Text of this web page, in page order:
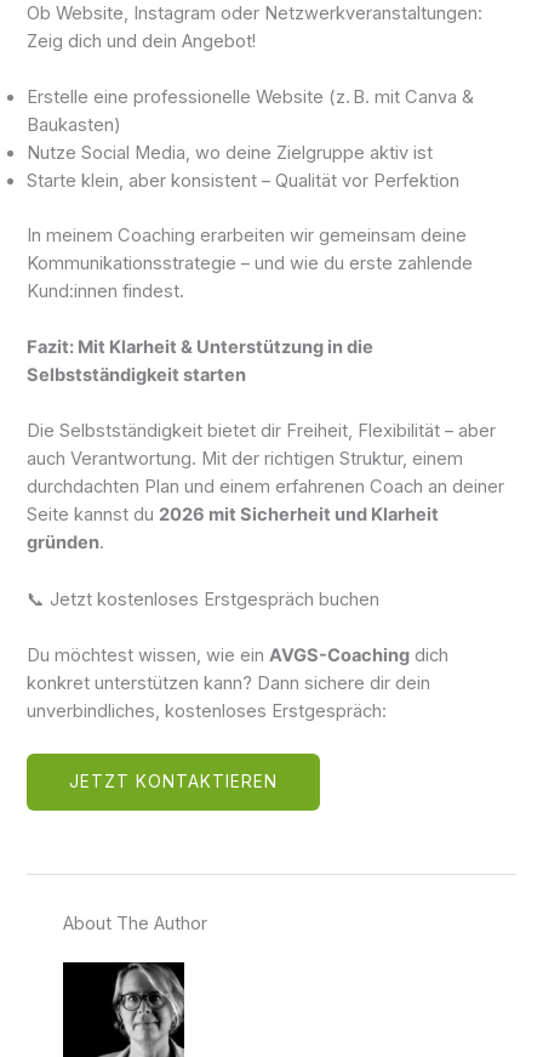
Ob Website, Instagram oder Netzwerkveranstaltungen:
Zeig dich und dein Angebot!
Erstelle eine professionelle Website (z. B. mit Canva &
Baukasten)
Nutze Social Media, wo deine Zielgruppe aktiv ist
Starte klein, aber konsistent – Qualität vor Perfektion
In meinem Coaching erarbeiten wir gemeinsam deine
Kommunikationsstrategie – und wie du erste zahlende
Kund:innen findest.
Fazit: Mit Klarheit & Unterstützung in die
Selbstständigkeit starten
Die Selbstständigkeit bietet dir Freiheit, Flexibilität – aber
auch Verantwortung. Mit der richtigen Struktur, einem
durchdachten Plan und einem erfahrenen Coach an deiner
Seite kannst du 2026 mit Sicherheit und Klarheit
gründen.
📞 Jetzt kostenloses Erstgespräch buchen
Du möchtest wissen, wie einAVGS-Coaching dich
konkret unterstützen kann? Dann sichere dir dein
unverbindliches, kostenloses Erstgespräch:
JETZT KONTAKTIEREN
About The Author